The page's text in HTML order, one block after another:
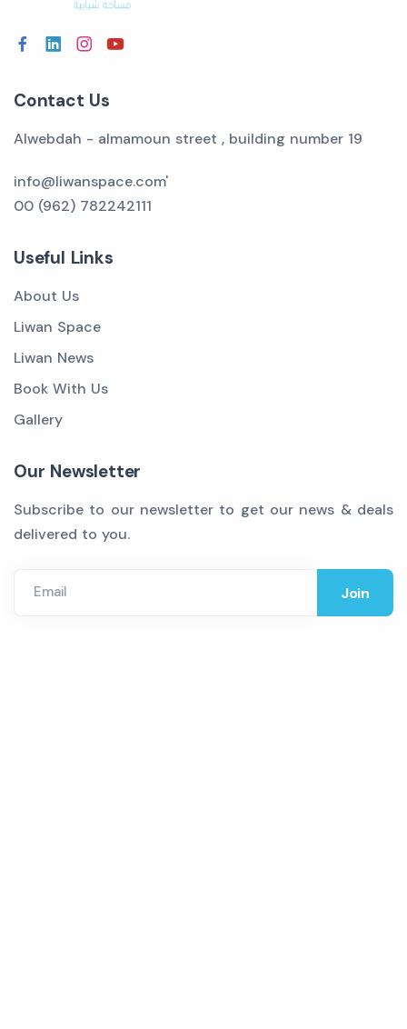
Contact Us
Alwebdah - almamoun street , building number 19
info@liwanspace.com'
00 (962) 782242111
Useful Links
About Us
Liwan Space
Liwan News
Book With Us
Gallery
Our Newsletter
Subscribe to our newsletter to get our news & deals
delivered to you.
Email